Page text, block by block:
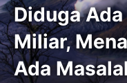
Diduga
Miliar,
Ada